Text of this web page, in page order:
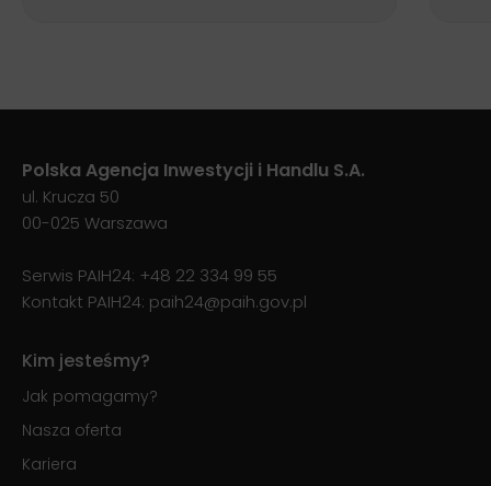
Polska Agencja Inwestycji i Handlu S.A.
ul. Krucza 50
00-025 Warszawa
Serwis PAIH24: +48 22 334 99 55
Kontakt PAIH24: paih24@paih.gov.pl
Kim jesteśmy?
Jak pomagamy?
Nasza oferta
Kariera